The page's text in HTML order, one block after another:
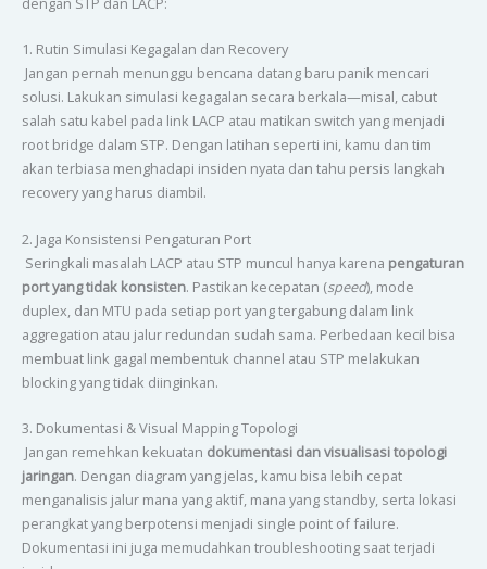
1. Rutin Simulasi Kegagalan dan Recovery
Jangan pernah menunggu bencana datang baru panik mencari
solusi. Lakukan simulasi kegagalan secara berkala—misal, cabut
salah satu kabel pada link LACP atau matikan switch yang menjadi
root bridge dalam STP. Dengan latihan seperti ini, kamu dan tim
akan terbiasa menghadapi insiden nyata dan tahu persis langkah
recovery yang harus diambil.
2. Jaga Konsistensi Pengaturan Port
Seringkali masalah LACP atau STP muncul hanya karena pengaturan
port yang tidak konsisten. Pastikan kecepatan (speed), mode
duplex, dan MTU pada setiap port yang tergabung dalam link
aggregation atau jalur redundan sudah sama. Perbedaan kecil bisa
membuat link gagal membentuk channel atau STP melakukan
blocking yang tidak diinginkan.
3. Dokumentasi & Visual Mapping Topologi
Jangan remehkan kekuatan dokumentasi dan visualisasi topologi
jaringan. Dengan diagram yang jelas, kamu bisa lebih cepat
menganalisis jalur mana yang aktif, mana yang standby, serta lokasi
perangkat yang berpotensi menjadi single point of failure.
Dokumentasi ini juga memudahkan troubleshooting saat terjadi